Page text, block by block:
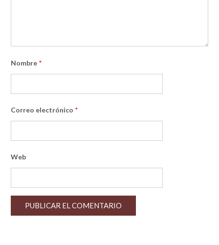
Nombre *
Correo electrónico *
Web